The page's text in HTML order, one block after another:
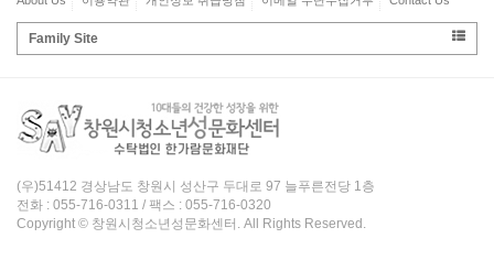
Family Site
(우)51412 경상남도 창원시 성산구 두대로 97 늘푸른전당 1층
전화 : 055-716-0311 / 팩스 : 055-716-0320
Copyright © 창원시청소년성문화센터. All Rights Reserved.